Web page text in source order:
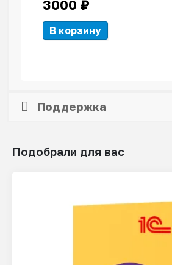
3000 ₽
В корзину
Поддержка
Подобрали для вас